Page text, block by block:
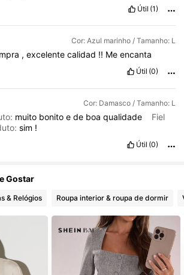
Útil (1)
Cor: Azul marinho / Tamanho: L
,excelentecalidad !! Meencanta
Útil (0)
Cor: Damasco / Tamanho: L
muito bonitoede boaqualidade
Fiel
sim !
Útil (0)
Gostar
& Relógios Roupa interior & roupa de dormir